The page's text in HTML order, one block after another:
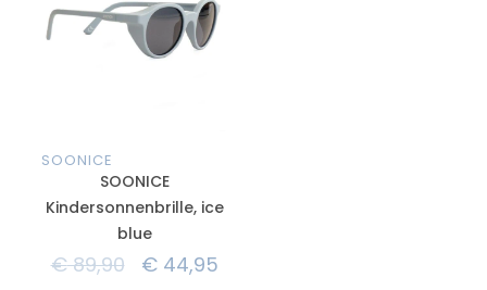
SOONICE
SOONICE
Kindersonnenbrille, ice
blue
€89,90 €44,95